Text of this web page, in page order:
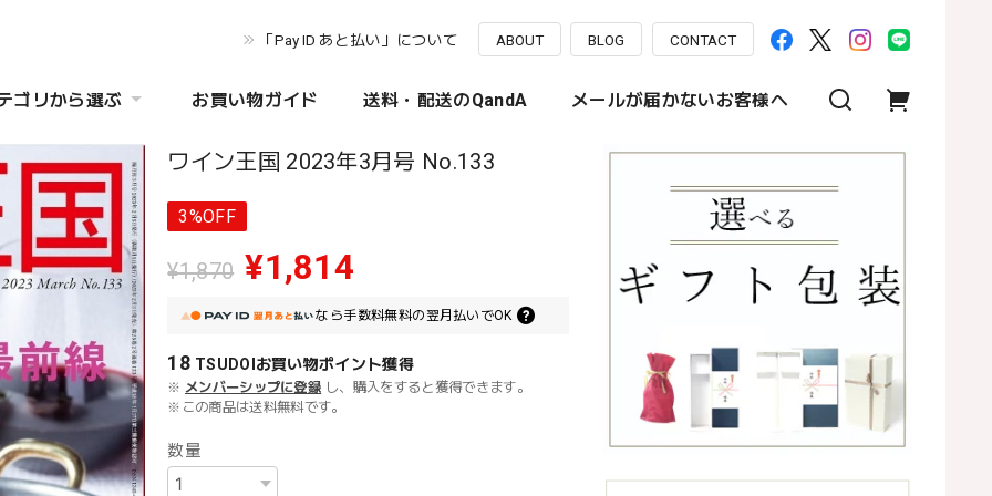
「Pay ID あと払い」について ABOUT BLOG CONTACT
ゴリから選ぶ お買い物ガイド 送料・配送のQandA メールが届かないお客様へ
ワイン王国 2023年3月号 No.133
3%OFF
¥1,870 ¥1,814
なら手数料無料の 翌月払いでOK
18 TSUDOIお買い物ポイント獲得
※ メンバーシップに登録 し、購入をすると獲得できます。
※この商品は送料無料です。
数量